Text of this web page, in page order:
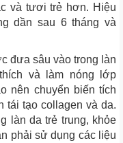
và tươi trẻ hơn. Hiệu
dần sau 6 tháng và
đưa sâu vào trong làn
và làm nóng lớp
nên chuyển biến tích
tái tạo collagen và da.
làn da trẻ trung, khỏe
phải sử dụng các liệu